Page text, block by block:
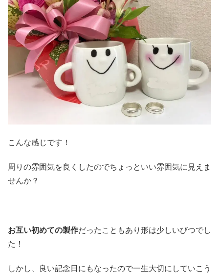
こんな感じです！
周りの雰囲気を良くしたのでちょっといい雰囲気に見えま
せんか？
お互い初めての製作だったこともあり形は少しいびつでし
た！
しかし、良い記念日にもなったので一生大切にしていこう